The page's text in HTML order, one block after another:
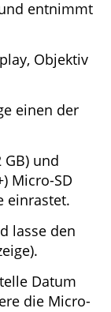
C-
einen der